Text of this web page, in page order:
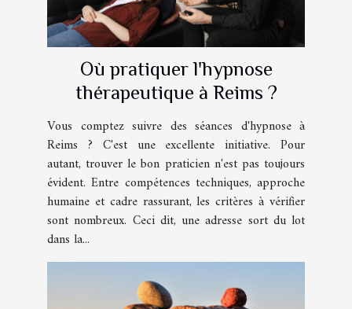
Où pratiquer l'hypnose
thérapeutique à Reims ?
Vous comptez suivre des séances d'hypnose à
Reims ? C'est une excellente initiative. Pour
autant, trouver le bon praticien n'est pas toujours
évident. Entre compétences techniques, approche
humaine et cadre rassurant, les critères à vérifier
sont nombreux. Ceci dit, une adresse sort du lot
dans la...